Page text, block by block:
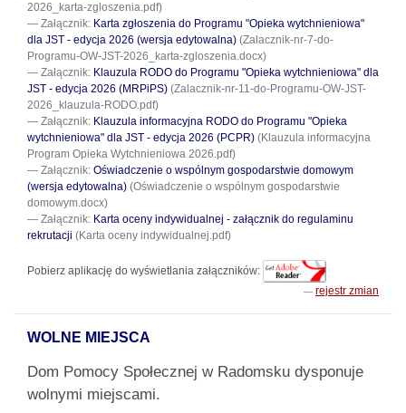
2026_karta-zgloszenia.pdf)
Załącznik: Karta zgłoszenia do Programu "Opieka wytchnieniowa"
dla JST - edycja 2026 (wersja edytowalna) (Zalacznik-nr-7-do-
Programu-OW-JST-2026_karta-zgloszenia.docx)
Załącznik: Klauzula RODO do Programu "Opieka wytchnieniowa" dla
JST - edycja 2026 (MRPiPS) (Zalacznik-nr-11-do-Programu-OW-JST-
2026_klauzula-RODO.pdf)
Załącznik: Klauzula informacyjna RODO do Programu "Opieka
wytchnieniowa" dla JST - edycja 2026 (PCPR) (Klauzula informacyjna
Program Opieka Wytchnieniowa 2026.pdf)
Załącznik: Oświadczenie o wspólnym gospodarstwie domowym
(wersja edytowalna) (Oświadczenie o wspólnym gospodarstwie
domowym.docx)
Załącznik: Karta oceny indywidualnej - załącznik do regulaminu
rekrutacji (Karta oceny indywidualnej.pdf)
Pobierz aplikację do wyświetlania załączników:
rejestr zmian
WOLNE MIEJSCA
Dom Pomocy Społecznej w Radomsku dysponuje
wolnymi miejscami.